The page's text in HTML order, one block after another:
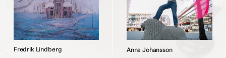
Fredrik Lindberg Anna Johansson